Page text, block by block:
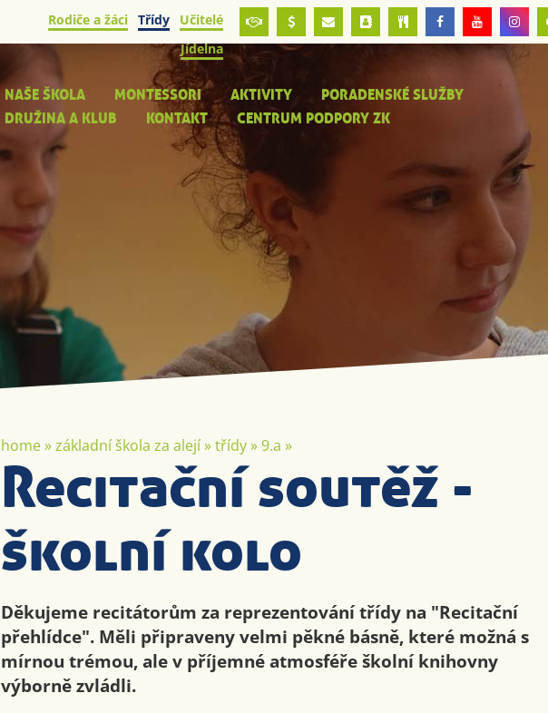
Rodiče a žáci Třídy
Učitelé
Jídelna
NAŠE ŠKOLA MONTESSORI AKTIVITY
PORADENSKÉ SLUŽBY
DRUŽINA A KLUB
KONTAKT CENTRUM PODPORY ZK
home»základní škola za alejí»třídy»9.a »
Recitační soutěž -
školní kolo
Děkujeme recitátorům za reprezentování třídy na "Recitační
přehlídce". Měli připraveny velmi pěkné básně, které možná s
mírnou trémou, ale v příjemné atmosféře školní knihovny
výborně zvládli.